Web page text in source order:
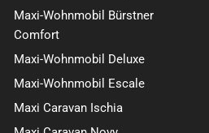
Maxi-Wohnmobil Bürstner
Comfort
Maxi-Wohnmobil Deluxe
Maxi-Wohnmobil Escale
Maxi Caravan Ischia